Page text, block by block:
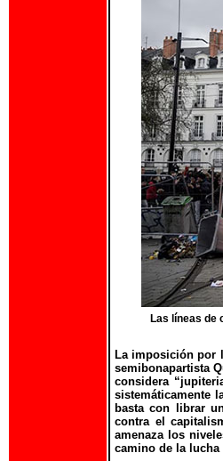
Las líneas de
La imposición por
semibonapartista
considera
sistemáticamente
basta con librar
contra el
amenaza los
camino de la